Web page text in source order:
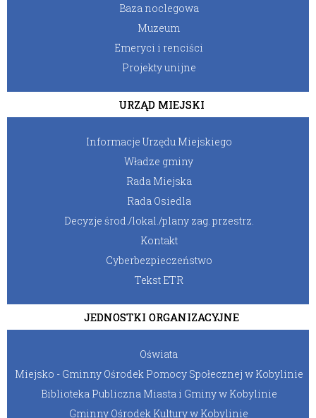
Baza noclegowa
Muzeum
Emeryci i renciści
Projekty unijne
URZĄD MIEJSKI
Informacje Urzędu Miejskiego
Władze gminy
Rada Miejska
Rada Osiedla
Decyzje środ./lokal./plany zag. przestrz.
Kontakt
Cyberbezpieczeństwo
Tekst ETR
JEDNOSTKI ORGANIZACYJNE
Oświata
Miejsko - Gminny Ośrodek Pomocy Społecznej w Kobylinie
Biblioteka Publiczna Miasta i Gminy w Kobylinie
Gminny Ośrodek Kultury w Kobylinie